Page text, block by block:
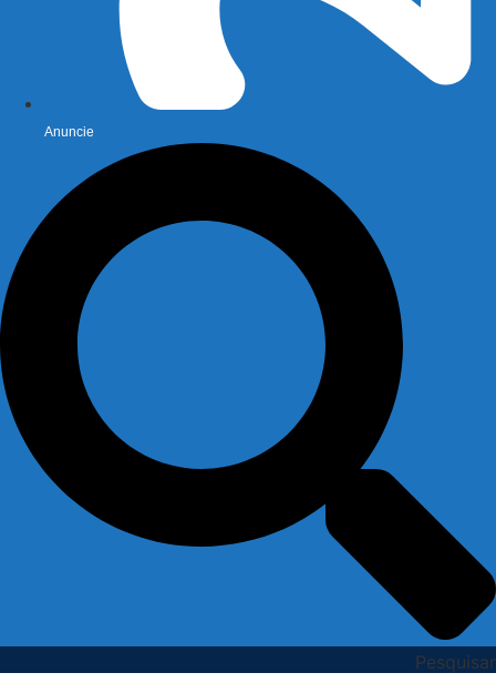
Anuncie
Pesquisar